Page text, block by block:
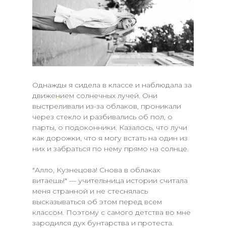
Однажды я сидела в классе и наблюдала за
движением солнечных лучей. Они
выстреливали из-за облаков, проникали
через стекло и разбивались об пол, о
парты, о подоконники. Казалось, что лучи
как дорожки, что я могу встать на один из
них и забраться по нему прямо на солнце.
"Алло, Кузнецова! Снова в облаках
витаешь!" — учительница истории считала
меня странной и не стеснялась
высказываться об этом перед всем
классом. Поэтому с самого детства во мне
зародился дух бунтарства и протеста.